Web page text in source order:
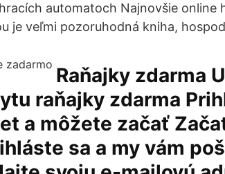
automatoch Najnovšie online
je veľmi pozoruhodná kniha,
Raňajky zdarma
raňajky zdarma
a môžete začať
sa a my vám